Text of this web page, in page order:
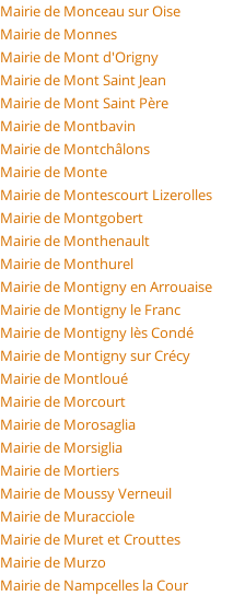
Mairie de Monceau sur Oise
Mairie de Monnes
Mairie de Mont d'Origny
Mairie de Mont Saint Jean
Mairie de Mont Saint Père
Mairie de Montbavin
Mairie de Montchâlons
Mairie de Monte
Mairie de Montescourt Lizerolles
Mairie de Montgobert
Mairie de Monthenault
Mairie de Monthurel
Mairie de Montigny en Arrouaise
Mairie de Montigny le Franc
Mairie de Montigny lès Condé
Mairie de Montigny sur Crécy
Mairie de Montloué
Mairie de Morcourt
Mairie de Morosaglia
Mairie de Morsiglia
Mairie de Mortiers
Mairie de Moussy Verneuil
Mairie de Muracciole
Mairie de Muret et Crouttes
Mairie de Murzo
Mairie de Nampcelles la Cour